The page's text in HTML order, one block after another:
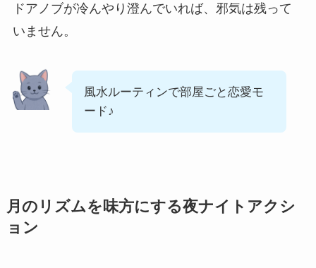
ドアノブが冷んやり澄んでいれば、邪気は残って
いません。
風水ルーティンで部屋ごと恋愛モ
ード♪
月のリズムを味方にする夜ナイトアクシ
ョン